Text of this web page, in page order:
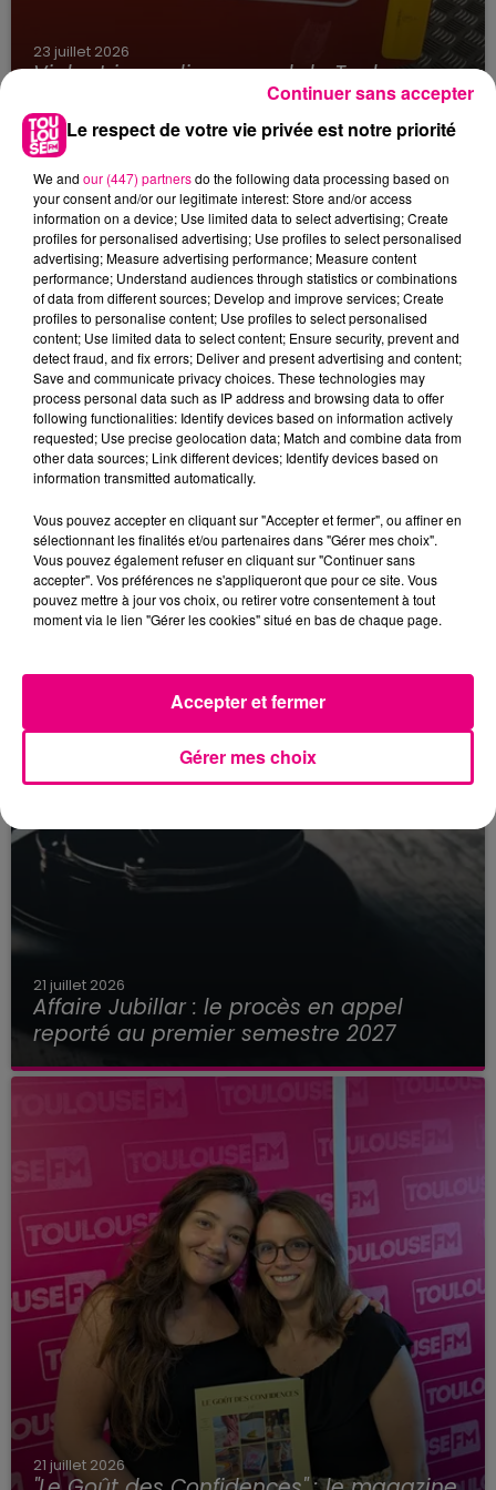
23 juillet 2026
Violent incendie au nord de Toulouse
Toulouse : circulation perturbée dans le
secteur François Verdier...
21 juillet 2026
Affaire Jubillar : le procès en appel
reporté au premier semestre 2027
21 juillet 2026
Le respect de votre vie privée est notre priorité
We and our (447) partnersdo the following data processing based on
your consent and/or our legitimate interest: Store and/or access
information on a device; Use limited data to select advertising; Create
profiles for personalised advertising; Use profiles to select personalised
advertising; Measure advertising performance; Measure content
performance; Understand audiences through statistics or combinations
of data from different sources; Develop and improve services; Create
profiles to personalise content; Use profiles to select personalised
content; Use limited data to select content; Ensure security, prevent and
detect fraud, and fix errors; Deliver and present advertising and content;
Save and communicate privacy choices. These technologies may
process personal data such as IP address and browsing data to offer
following functionalities: Identify devices based on information actively
requested; Use precise geolocation data; Match and combine data from
other data sources; Link different devices; Identify devices based on
information transmitted automatically.
Vous pouvez accepter en cliquant sur "Accepter et fermer", ou affiner en
sélectionnant les finalités et/ou partenaires dans "Gérer mes choix".
Vous pouvez également refuser en cliquant sur "Continuer sans
accepter". Vos préférences ne s'appliqueront que pour ce site. Vous
pouvez mettre à jour vos choix, ou retirer votre consentement à tout
moment via le lien "Gérer les cookies" situé en bas de chaque page.
Gérer mes choix
Accepter et fermer
Continuer sans accepter